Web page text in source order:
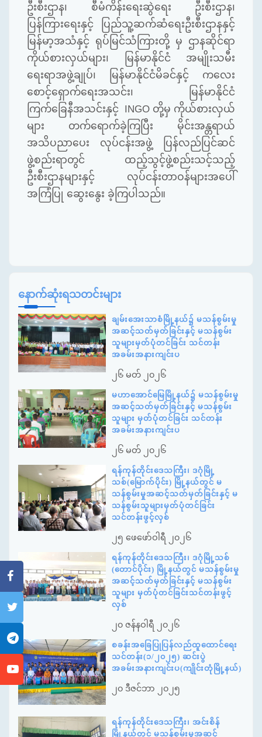
ဦးစီးဌာန၊ စီမံကိန်းရေးဆွဲရေး ဦးစီးဌာန၊
ပြန်ကြားရေးနှင့် ပြည်သူ့ဆက်ဆံရေးဦးစီးဌာနနှင့်
မြန်မာ့အသံနှင့် ရုပ်မြင်သံကြားတို့ မှ ဌာနဆိုင်ရာ
ကိုယ်စားလှယ်များ၊ မြန်မာနိုင်ငံ အမျိုးသမီး
ရေးရာအဖွဲ့ချုပ်၊ မြန်မာနိုင်ငံမိခင်နှင့် ကလေး
စောင့်ရှောက်ရေးအသင်း၊ မြန်မာနိုင်ငံ
ကြက်ခြေနီအသင်းနှင့် INGO တို့မှ ကိုယ်စားလှယ်
များ တက်ရောက်ခဲ့ကြပြီး မိုင်းအန္တရာယ်
အသိပညာပေး လုပ်ငန်းအဖွဲ့ ပြန်လည်ပြင်ဆင်
ဖွဲ့စည်းရာတွင် ထည့်သွင့်ဖွဲ့စည်းသင့်သည့်
ဦးစီးဌာနများနှင့် လုပ်ငန်းတာဝန်များအပေါ်
အကြံပြု ဆွေးနွေး ခဲ့ကြပါသည်။
နောက်ဆုံးရသတင်းများ
ချမ်းအေးသာစံမြို့နယ်၌ မသန်စွမ်းမှု
အဆင့်သတ်မှတ်ခြင်းနှင့် မသန်စွမ်း
သူများမှတ်ပုံတင်ခြင်း သင်တန်း
အခမ်းအနားကျင်းပ
၂၆ မတ် ၂၀၂၆
မဟာအောင်မြေမြို့နယ်၌ မသန်စွမ်းမှု
အဆင့်သတ်မှတ်ခြင်းနှင့် မသန်စွမ်း
သူများ မှတ်ပုံတင်ခြင်း သင်တန်း
အခမ်းအနားကျင်းပ
၂၆ မတ် ၂၀၂၆
ရန်ကုန်တိုင်းဒေသကြီး၊ ဒဂုံမြို့
သစ်(မြောက်ပိုင်း) မြို့နယ်တွင် မ
သန်စွမ်းမှုအဆင့်သတ်မှတ်ခြင်းနှင့် မ
သန်စွမ်းသူများမှတ်ပုံတင်ခြင်း
သင်တန်းဖွင့်လှစ်
၂၅ ဖေဖော်ဝါရီ ၂၀၂၆
ရန်ကုန်တိုင်းဒေသကြီး၊ ဒဂုံမြို့သစ်
(တောင်ပိုင်း) မြို့နယ်တွင် မသန်စွမ်းမှု
အဆင့်သတ်မှတ်ခြင်းနှင့် မသန်စွမ်း
သူများ မှတ်ပုံတင်ခြင်းသင်တန်းဖွင့်
လှစ်
၂၀ ဇန်နဝါရီ ၂၀၂၆
စခန်းအခြေပြုပြန်လည်ထူထောင်ရေး
သင်တန်း(၁/၂၀၂၅) ဆင်းပွဲ
အခမ်းအနားကျင်းပ(ကျိုင်းတုံမြို့နယ်)
၂၀ ဒီဇင်ဘာ ၂၀၂၅
ရန်ကုန်တိုင်းဒေသကြီး၊ အင်းစိန်
မြို့နယ်တွင် မသန်စွမ်းမှုအဆင့်